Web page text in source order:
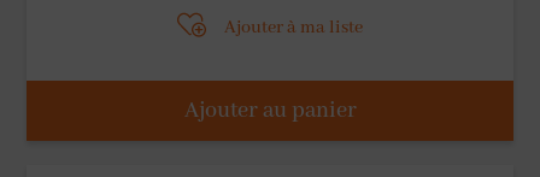
Ajouter à ma liste
Ajouter au panier